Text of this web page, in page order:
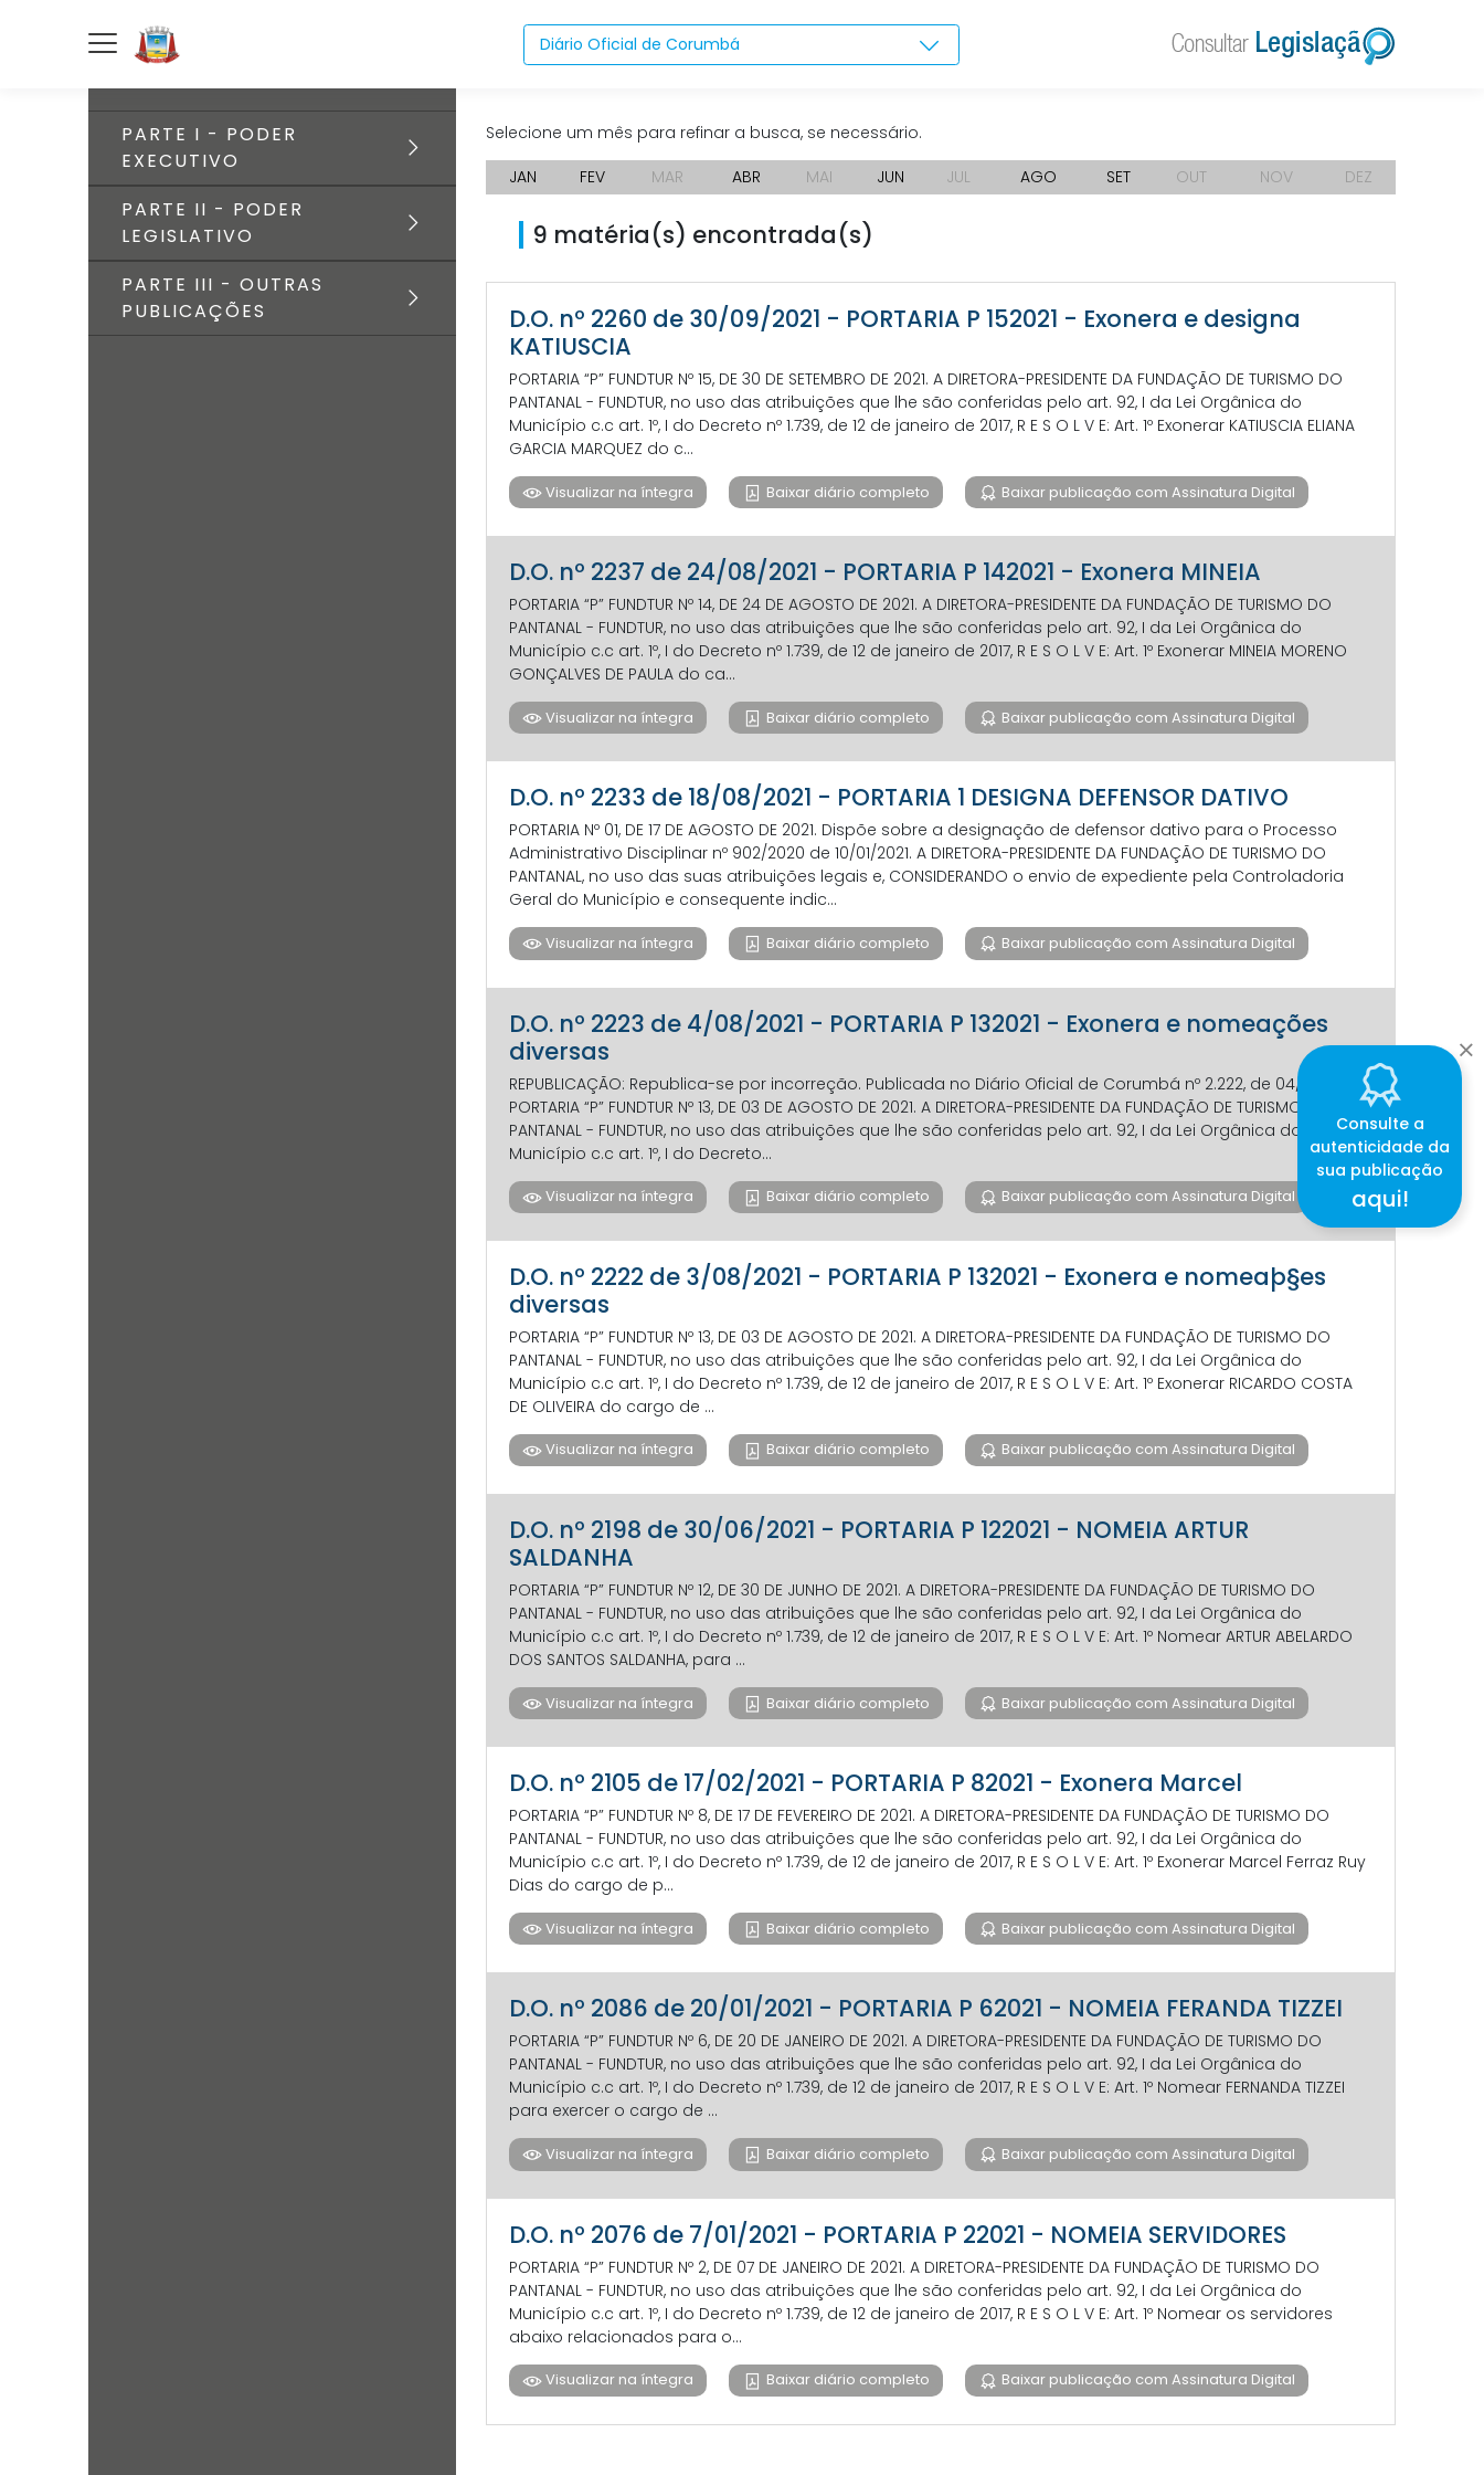
Diário Oficial de Corumbá
PARTE I - PODER
EXECUTIVO
PARTE II - PODER
LEGISLATIVO
PARTE III - OUTRAS
PUBLICAÇÕES
Selecione um mês para refinar a busca, se necessário.
JAN
FEV MAR ABR MAI JUN JUL AGO SET OUT NOV DEZ
9 matéria(s) encontrada(s)
D.O. nº 2260 de 30/09/2021 - PORTARIA P 152021 - Exonera e designa
KATIUSCIA
PORTARIA “P” FUNDTUR Nº 15, DE 30 DE SETEMBRO DE 2021. A DIRETORA-PRESIDENTE DA FUNDAÇÃO DE TURISMO DO
PANTANAL - FUNDTUR, no uso das atribuições que lhe são conferidas pelo art. 92, I da Lei Orgânica do
Município c.c art. 1º, I do Decreto nº 1.739, de 12 de janeiro de 2017, R E S O L V E: Art. 1º Exonerar KATIUSCIA ELIANA
GARCIA MARQUEZ do c...
Visualizar na íntegra Baixar diário completo Baixar publicação com Assinatura Digital
D.O. nº 2237 de 24/08/2021 - PORTARIA P 142021 - Exonera MINEIA
PORTARIA “P” FUNDTUR Nº 14, DE 24 DE AGOSTO DE 2021. A DIRETORA-PRESIDENTE DA FUNDAÇÃO DE TURISMO DO
PANTANAL - FUNDTUR, no uso das atribuições que lhe são conferidas pelo art. 92, I da Lei Orgânica do
Município c.c art. 1º, I do Decreto nº 1.739, de 12 de janeiro de 2017, R E S O L V E: Art. 1º Exonerar MINEIA MORENO
GONÇALVES DE PAULA do ca...
Visualizar na íntegra Baixar diário completo Baixar publicação com Assinatura Digital
D.O. nº 2233 de 18/08/2021 - PORTARIA 1 DESIGNA DEFENSOR DATIVO
PORTARIA Nº 01, DE 17 DE AGOSTO DE 2021. Dispõe sobre a designação de defensor dativo para o Processo
Administrativo Disciplinar nº 902/2020 de 10/01/2021. A DIRETORA-PRESIDENTE DA FUNDAÇÃO DE TURISMO DO
PANTANAL, no uso das suas atribuições legais e, CONSIDERANDO o envio de expediente pela Controladoria
Geral do Município e consequente indic...
Visualizar na íntegra Baixar diário completo Baixar publicação com Assinatura Digital
D.O. nº 2223 de 4/08/2021 - PORTARIA P 132021 - Exonera e nomeações
diversas
REPUBLICAÇÃO: Republica-se por incorreção. Publicada no Diário Oficial de Corumbá nº 2.222, de 04/08/2021.
PORTARIA “P” FUNDTUR Nº 13, DE 03 DE AGOSTO DE 2021. A DIRETORA-PRESIDENTE DA FUNDAÇÃO DE TURISMO DO
PANTANAL - FUNDTUR, no uso das atribuições que lhe são conferidas pelo art. 92, I da Lei Orgânica do
Município c.c art. 1º, I do Decreto...
Visualizar na íntegra Baixar diário completo Baixar publicação com Assinatura Digital
D.O. nº 2222 de 3/08/2021 - PORTARIA P 132021 - Exonera e nomeaþ§es
diversas
PORTARIA “P” FUNDTUR Nº 13, DE 03 DE AGOSTO DE 2021. A DIRETORA-PRESIDENTE DA FUNDAÇÃO DE TURISMO DO
PANTANAL - FUNDTUR, no uso das atribuições que lhe são conferidas pelo art. 92, I da Lei Orgânica do
Município c.c art. 1º, I do Decreto nº 1.739, de 12 de janeiro de 2017, R E S O L V E: Art. 1º Exonerar RICARDO COSTA
DE OLIVEIRA do cargo de ...
Visualizar na íntegra Baixar diário completo Baixar publicação com Assinatura Digital
D.O. nº 2198 de 30/06/2021 - PORTARIA P 122021 - NOMEIA ARTUR
SALDANHA
PORTARIA “P” FUNDTUR Nº 12, DE 30 DE JUNHO DE 2021. A DIRETORA-PRESIDENTE DA FUNDAÇÃO DE TURISMO DO
PANTANAL - FUNDTUR, no uso das atribuições que lhe são conferidas pelo art. 92, I da Lei Orgânica do
Município c.c art. 1º, I do Decreto nº 1.739, de 12 de janeiro de 2017, R E S O L V E: Art. 1º Nomear ARTUR ABELARDO
DOS SANTOS SALDANHA, para ...
Visualizar na íntegra Baixar diário completo Baixar publicação com Assinatura Digital
D.O. nº 2105 de 17/02/2021 - PORTARIA P 82021 - Exonera Marcel
PORTARIA “P” FUNDTUR Nº 8, DE 17 DE FEVEREIRO DE 2021. A DIRETORA-PRESIDENTE DA FUNDAÇÃO DE TURISMO DO
PANTANAL - FUNDTUR, no uso das atribuições que lhe são conferidas pelo art. 92, I da Lei Orgânica do
Município c.c art. 1º, I do Decreto nº 1.739, de 12 de janeiro de 2017, R E S O L V E: Art. 1º Exonerar Marcel Ferraz Ruy
Dias do cargo de p...
Visualizar na íntegra Baixar diário completo Baixar publicação com Assinatura Digital
D.O. nº 2086 de 20/01/2021 - PORTARIA P 62021 - NOMEIA FERANDA TIZZEI
PORTARIA “P” FUNDTUR Nº 6, DE 20 DE JANEIRO DE 2021. A DIRETORA-PRESIDENTE DA FUNDAÇÃO DE TURISMO DO
PANTANAL - FUNDTUR, no uso das atribuições que lhe são conferidas pelo art. 92, I da Lei Orgânica do
Município c.c art. 1º, I do Decreto nº 1.739, de 12 de janeiro de 2017, R E S O L V E: Art. 1º Nomear FERNANDA TIZZEI
para exercer o cargo de ...
Visualizar na íntegra Baixar diário completo Baixar publicação com Assinatura Digital
D.O. nº 2076 de 7/01/2021 - PORTARIA P 22021 - NOMEIA SERVIDORES
PORTARIA “P” FUNDTUR Nº 2, DE 07 DE JANEIRO DE 2021. A DIRETORA-PRESIDENTE DA FUNDAÇÃO DE TURISMO DO
PANTANAL - FUNDTUR, no uso das atribuições que lhe são conferidas pelo art. 92, I da Lei Orgânica do
Município c.c art. 1º, I do Decreto nº 1.739, de 12 de janeiro de 2017, R E S O L V E: Art. 1º Nomear os servidores
abaixo relacionados para o...
Visualizar na íntegra Baixar diário completo Baixar publicação com Assinatura Digital
Consulte a
autenticidade da
sua publicação
aqui!